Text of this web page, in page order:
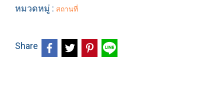
หมวดหมู่ : สถานที่
Share